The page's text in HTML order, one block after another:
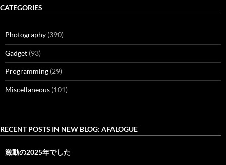
CATEGORIES
Photography (390)
Gadget (93)
Programming (29)
Miscellaneous (101)
RECENT POSTS IN NEW BLOG: AFALOGUE
激動の2025年でした